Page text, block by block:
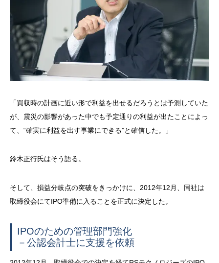
「買収時の計画に近い形で利益を出せるだろうとは予測していた
が、震災の影響があった中でも予定通りの利益が出たことによっ
て、“確実に利益を出す事業にできる”と確信した。」
鈴木正行氏はそう語る。
そして、損益分岐点の突破をきっかけに、2012年12月、同社は
取締役会にてIPO準備に入ることを正式に決定した。
IPOのための管理部門強化
－公認会計士に支援を依頼